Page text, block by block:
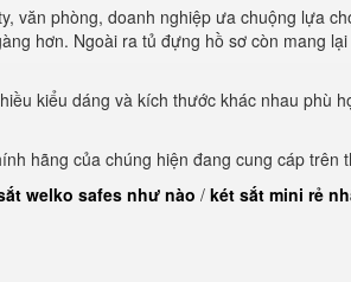
văn phòng, doanh nghiệp ưa chuộng lựa
hơn. Ngoài ra tủ đựng hồ sơ còn mang
kiểu dáng và kích thước khác nhau phù
hãng của chúng hiện đang cung cáp trên
welko safes như nào / két sắt mini rẻ